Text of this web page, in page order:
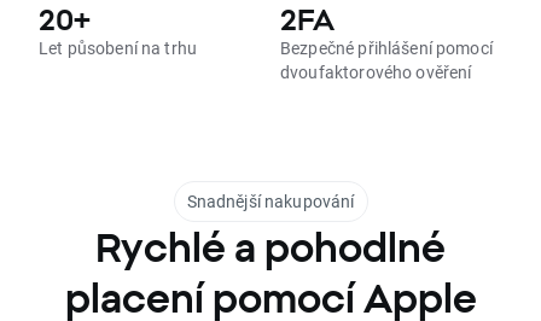
20+
Let působení na trhu
2FA
Bezpečné přihlášení pomocí
dvoufaktorového ověření
Snadnější nakupování
Rychlé a pohodlné
placení pomocí Apple